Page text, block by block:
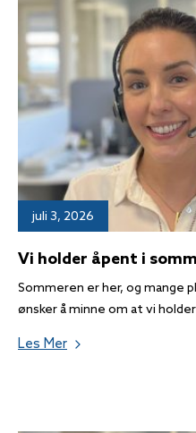
juli 3, 2026
Vi holder åpent i
Sommeren er her, og mange
ønsker å minne om at vi
Les Mer